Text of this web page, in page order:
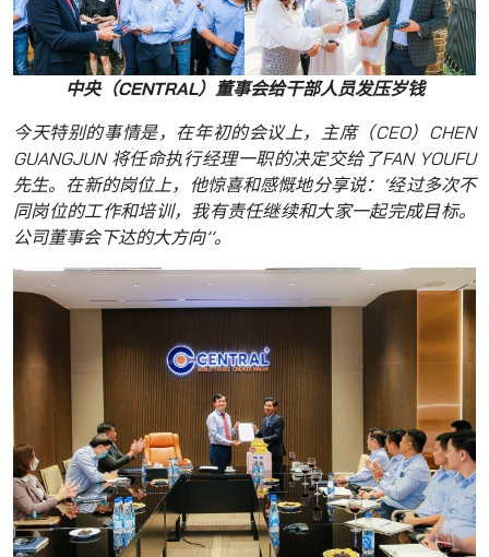
中央（CENTRAL）董事会给干部人员发压岁钱
今天特别的事情是，在年初的会议上，主席（CEO）CHEN
GUANGJUN 将任命执行经理一职的决定交给了FAN YOUFU
先生。在新的岗位上，他惊喜和感慨地分享说：‘经过多次不
同岗位的工作和培训，我有责任继续和大家一起完成目标。
公司董事会下达的大方向’’。